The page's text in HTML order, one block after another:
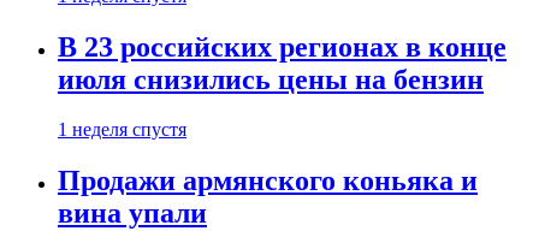
В 23 российских регионах в конце
июля снизились цены на бензин
1 неделя спустя
Продажи армянского коньяка и
вина упали